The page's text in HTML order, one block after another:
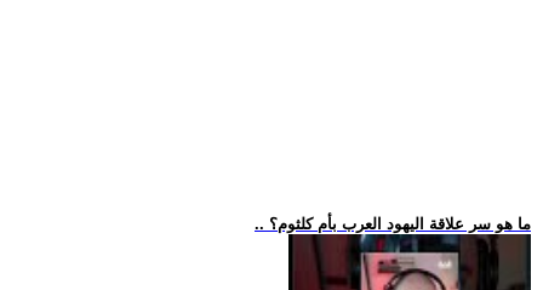
.. ما هو سر علاقة اليهود العرب بأم كلثوم؟